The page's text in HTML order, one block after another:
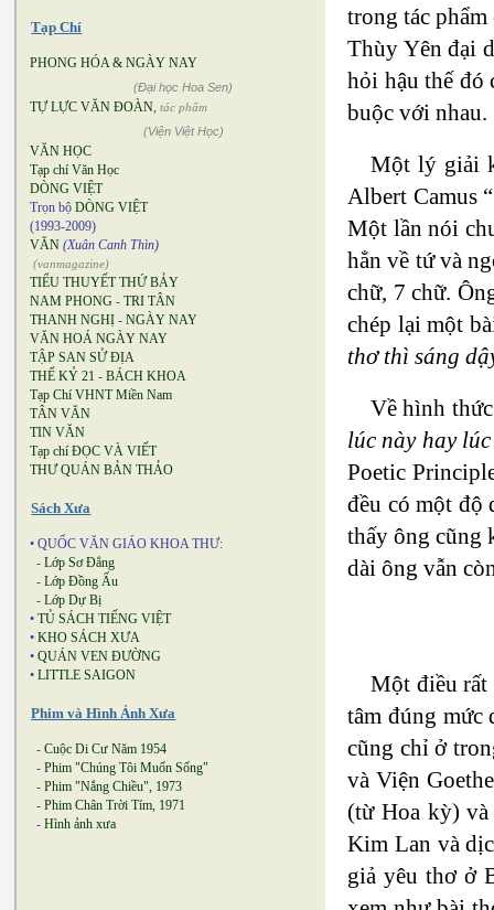
Tạp Chí
PHONG HÓA & NGÀY NAY
(Đại học Hoa Sen)
TỰ LỰC VĂN ĐOÀN, tác phẩm
(Viện Việt Học)
VĂN HỌC
Tạp chí Văn Học
DÒNG VIỆT
Trọn bộ DÒNG VIỆT
(1993-2009)
VĂN (Xuân Canh Thìn)
(vanmagazine)
TIỂU THUYẾT THỨ BẢY
NAM PHONG - TRI TÂN
THANH NGHỊ - NGÀY NAY
VĂN HOÁ NGÀY NAY
TẬP SAN SỬ ĐỊA
THẾ KỶ 21 - BÁCH KHOA
Tạp Chí VHNT Miền Nam
TÂN VĂN
TIN VĂN
Tạp chí ĐỌC VÀ VIẾT
THƯ QUÁN BẢN THẢO
Sách Xưa
• QUỐC VĂN GIÁO KHOA THƯ:
- Lớp Sơ Đẳng
- Lớp Đồng Ấu
- Lớp Dự Bị
• TỦ SÁCH TIẾNG VIỆT
• KHO SÁCH XƯA
• QUÁN VEN ĐƯỜNG
• LITTLE SAIGON
Phim và Hình Ảnh Xưa
- Cuộc Di Cư Năm 1954
- Phim "Chúng Tôi Muốn Sống"
- Phim "Nắng Chiều", 1973
- Phim Chân Trời Tím, 1971
- Hình ảnh xưa
trong tác
Thùy Yên đại
hỏi hậu thế đó
buộc với nhau.
Một lý giải
Albert Camus
Một lần nói
hẳn về tứ và
chữ, 7 chữ.
chép lại một
thơ thì sáng
Về hình
lúc này hay
Poetic
đều có một độ
thấy ông cũng
dài ông vẫn
Một điều rất
tâm đúng
cũng chỉ ở
và Viện
(từ Hoa kỳ)
Kim Lan và
giả yêu thơ ở